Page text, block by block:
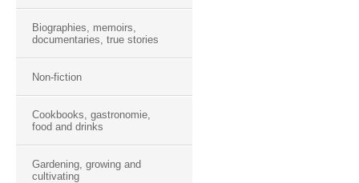
Biographies, memoirs,
documentaries, true stories
Non-fiction
Cookbooks, gastronomie,
food and drinks
Gardening, growing and
cultivating